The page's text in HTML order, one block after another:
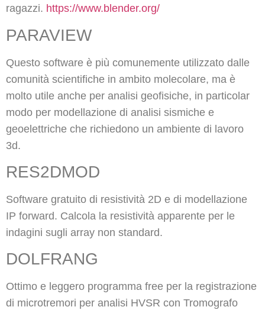
ragazzi. https://www.blender.org/
PARAVIEW
Questo software è più comunemente utilizzato dalle
comunità scientifiche in ambito molecolare, ma è
molto utile anche per analisi geofisiche, in particolar
modo per modellazione di analisi sismiche e
geoelettriche che richiedono un ambiente di lavoro
3d.
RES2DMOD
Software gratuito di resistività 2D e di modellazione
IP forward. Calcola la resistività apparente per le
indagini sugli array non standard.
DOLFRANG
Ottimo e leggero programma free per la registrazione
di microtremori per analisi HVSR con Tromografo